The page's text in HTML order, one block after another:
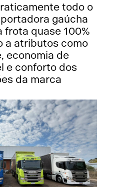
todo o
gaúcha
frota quase 100%
a atributos como
economia de
e conforto dos
da marca